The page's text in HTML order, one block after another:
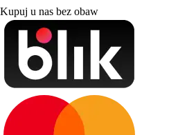
Kupuj u nas bez obaw